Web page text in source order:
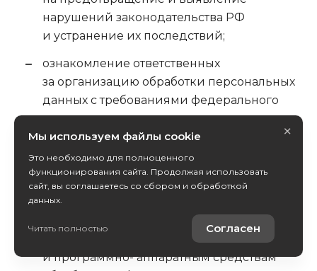
нарушений законодательства РФ
и устранение их последствий;
ознакомление ответственных
за организацию обработки персональных
данных с требованиями федерального
законодательства и внутренних
нормативных документов Оператора
по обработке персональных данных;
организация учета, хранения и обращения
носителей информации;
разграничение доступа пользователей
к информационным ресурсам
и программно- аппаратным средствам
Мы используем файлы cookie
Это необходимо для полноценного
функционирования сайта. Продолжая использовать
сайт, вы соглашаетесь со сбором и обработкой
данных.
Читать полностью Согласен
×